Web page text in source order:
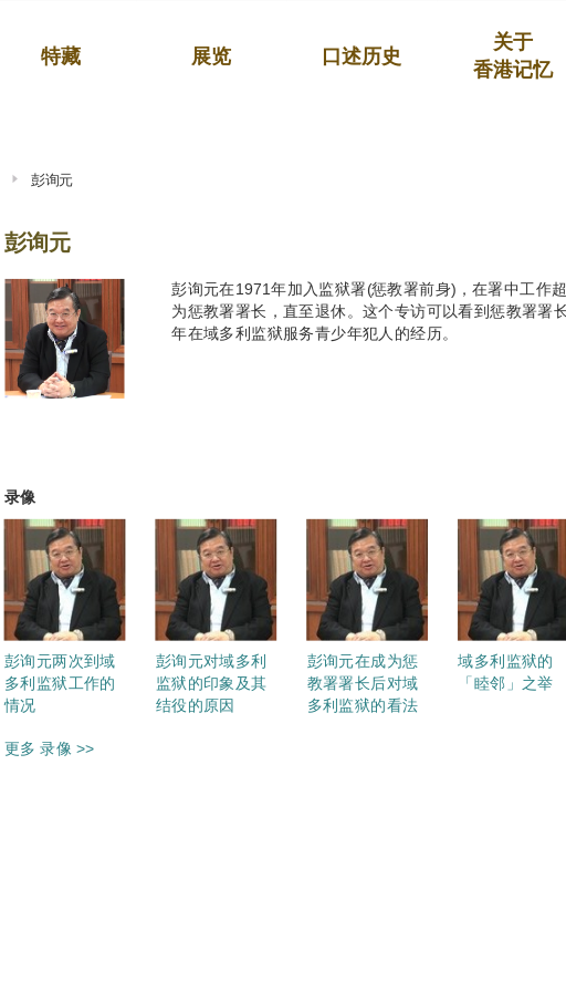
特藏 展览 口述历史
关于
香港记忆
彭询元
彭询元
彭询元在1971年加入监狱署(惩教署前身)，在署中工作
为惩教署署长，直至退休。这个专访可以看到惩教署署
年在域多利监狱服务青少年犯人的经历。
录像
彭询元两次到域
多利监狱工作的
情况
彭询元对域多利
监狱的印象及其
结役的原因
彭询元在成为惩
教署署长后对域
多利监狱的看法
域多利监狱的
「睦邻」之举
更多 录像 >>